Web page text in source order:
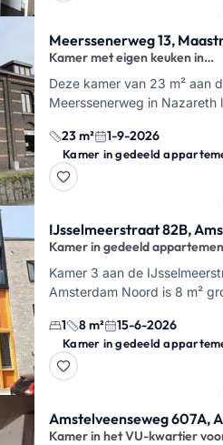
Meerssenerweg 13,
Kamer met eigen keuken in
Nazareth
Deze kamer van 23 m² aan
Meerssenerweg in Nazareth
keuken. De badkamer met
het toilet de…
23 m² 1-9-2026
Kamer in gedeeld
IJsselmeerstraat 82B,
Kamer in gedeeld
tuin
Kamer 3 aan de
Amsterdam Noord is 8 m²
m². Je woont hier met
1 8 m² 15-6-2026
Kamer in gedeeld
Amstelveenseweg 607A,
Kamer in het VU-kwartier